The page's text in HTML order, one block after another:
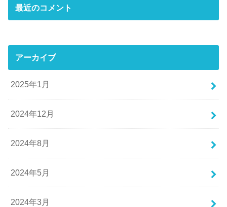
最近のコメント
アーカイブ
2025年1月
2024年12月
2024年8月
2024年5月
2024年3月